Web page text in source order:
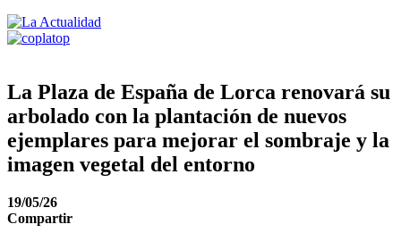
La Plaza de España de Lorca renovará su
arbolado con la plantación de nuevos
ejemplares para mejorar el sombraje y la
imagen vegetal del entorno
19/05/26
Compartir